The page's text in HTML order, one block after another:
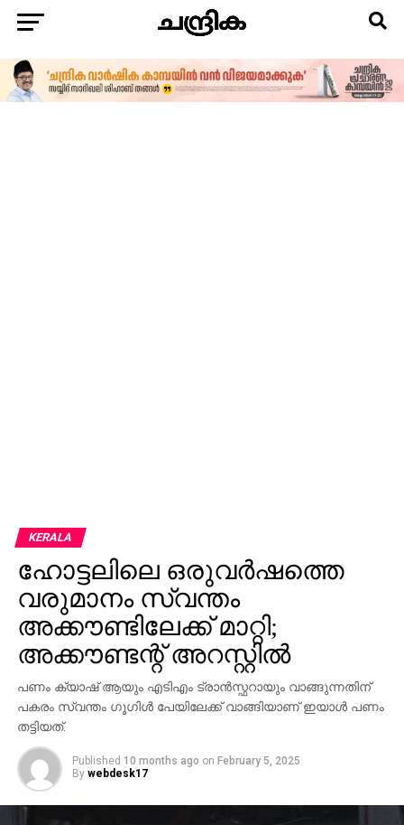
KERALA
ഹോട്ടലിലെ ഒരുവര്‍ഷത്തെ
വരുമാനം സ്വന്തം
അക്കൗണ്ടിലേക്ക് മാറ്റി;
അക്കൗണ്ടന്റ് അറസ്റ്റില്‍
പണം ക്യാഷ് ആയും എടിഎം ട്രാന്‍സ്ഫറായും വാങ്ങുന്നതിന്
പകരം സ്വന്തം ഗൂഗിള്‍ പേയിലേക്ക് വാങ്ങിയാണ് ഇയാള്‍ പണം
തട്ടിയത്.
Published 10 months ago on February 5, 2025
By webdesk17